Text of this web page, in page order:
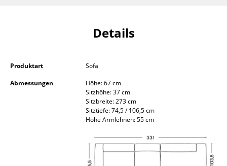
Kleinaufbewahrung
... alle Aufbewahrungsmöbel
Details
Produktart
Sofa
Abmessungen
Höhe: 67 cm
Sitzhöhe: 37 cm
Sitzbreite: 273 cm
Sitztiefe: 74,5 / 106,5 cm
Höhe Armlehnen: 55 cm